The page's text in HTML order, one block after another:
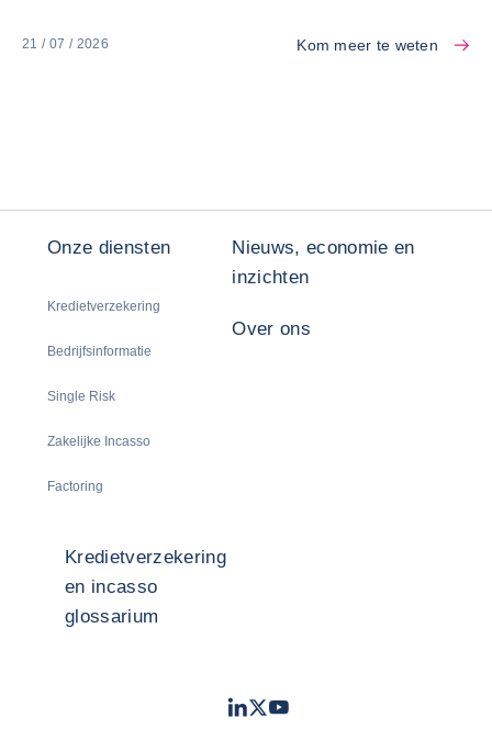
21 / 07 / 2026 Kom meer te weten
Onze diensten
Kredietverzekering
Bedrijfsinformatie
Single Risk
Zakelijke Incasso
Factoring
Nieuws, economie en
inzichten
Over ons
Kredietverzekering
en incasso
glossarium
LinkedIn
TwitterYoutube